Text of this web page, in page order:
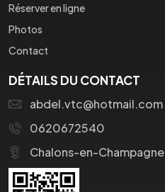
Réserver en ligne
Photos
Contact
DÉTAILS DU CONTACT
abdel.vtc@hotmail.com
0620672540
Chalons-en-Champagne